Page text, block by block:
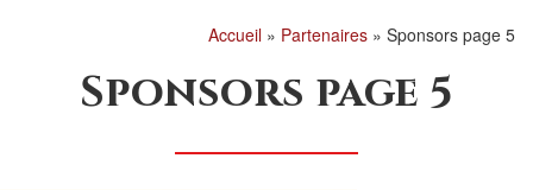
Accueil » Partenaires » Sponsors page 5
Sponsors page 5